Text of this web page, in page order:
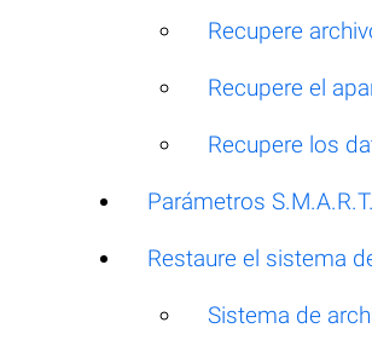
Recupere
Recupere el
Recupere los
Parámetros
Restaure el sistema
Sistema de